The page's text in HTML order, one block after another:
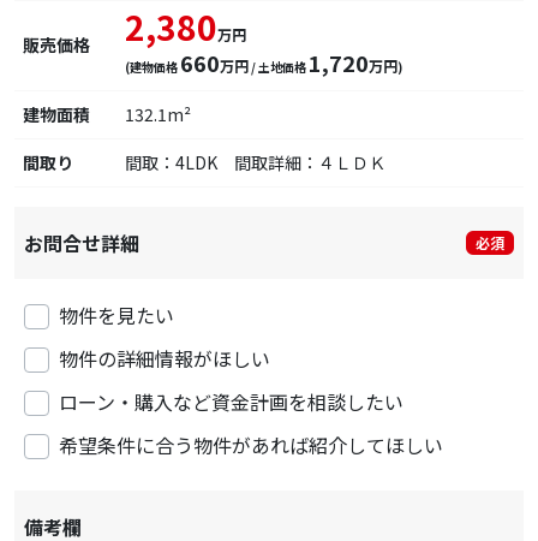
販売価格 2,380万円
(建物価格 660万円 / 土地価格 1,720万円)
建物面積
132.1m²
間取り
間取：4LDK 間取詳細：４ＬＤＫ
お問合せ詳細 必須
物件を見たい
物件の詳細情報がほしい
ローン・購入など資金計画を相談したい
希望条件に合う物件があれば紹介してほしい
備考欄